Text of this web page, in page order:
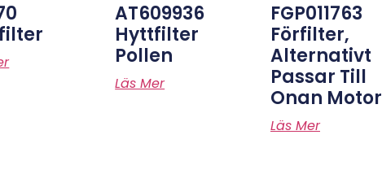
AT609936
Hyttfilter
Pollen
Läs Mer
FGP011763
Förfilter,
Alternativt
Passar Till
Onan Motor
Läs Mer